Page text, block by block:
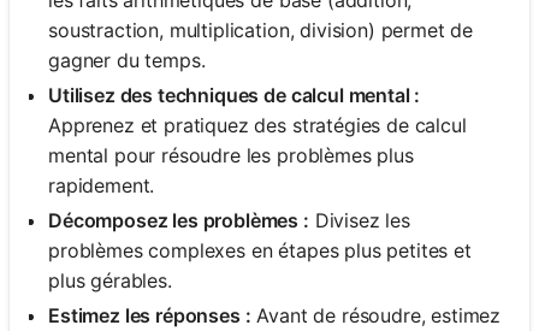
soustraction, multiplication, division) permet de
gagner du temps.
Utilisez des techniques de calcul mental :
Apprenez et pratiquez des stratégies de calcul
mental pour résoudre les problèmes plus
rapidement.
Décomposez les problèmes : Divisez les
problèmes complexes en étapes plus petites et
plus gérables.
Estimez les réponses : Avant de résoudre, estimez